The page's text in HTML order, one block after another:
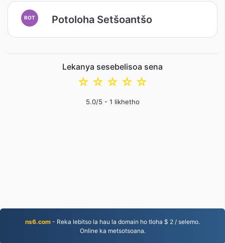
ROT Potoloha Setšoantšo
Lekanya sesebelisoa sena
☆
☆
☆
☆
☆
5.0/5 - 1 likhetho
ns6.com - Reka lebitso la hau la domain ho tloha $ 2 / selemo.
Online ka metsotsoana.